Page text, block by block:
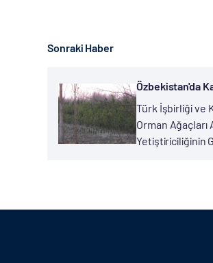
Sonraki Haber
Özbekistan'da
Türk İşbirliği ve
Orman
Yetiştiriciliğinin